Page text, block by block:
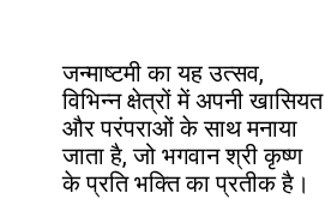
जन्माष्टमी का यह उत्सव,
विभिन्न क्षेत्रों में अपनी खासियत
और परंपराओं के साथ मनाया
जाता है, जो भगवान श्री कृष्ण
के प्रति भक्ति का प्रतीक है।